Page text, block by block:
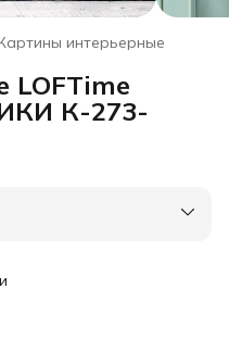
интерьерные
LOFTime
К-273-